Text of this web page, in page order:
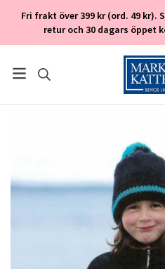
Fri frakt över 399 kr (ord. 49 kr).
retur och 30 dagars öppet